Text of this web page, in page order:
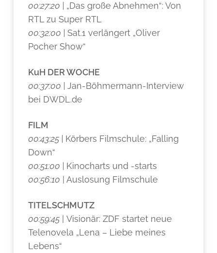
00:27:20 | „Das große Abnehmen“: Von
RTL zu Super RTL
00:32:00 | Sat.1 verlängert „Oliver
Pocher Show“
KuH DER WOCHE
00:37:00 |Jan-Böhmermann-Interview
bei DWDL.de
FILM
00:43:25 | Körbers Filmschule: „Falling
Down“
00:51:00 | Kinocharts und -starts
00:56:10 | Auslosung Filmschule
TITELSCHMUTZ
00:59:45 | Visionär: ZDF startet neue
Telenovela „Lena – Liebe meines
Lebens“